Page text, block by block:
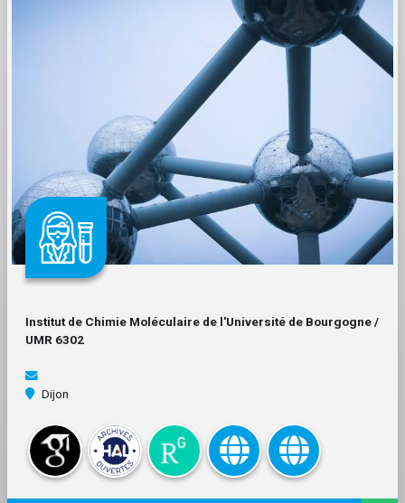
Institut de Chimie Moléculaire de l'Université de Bourgogne /
UMR 6302
Dijon